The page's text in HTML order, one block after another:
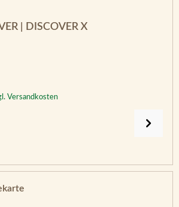
| DISCOVER X
Versandkosten